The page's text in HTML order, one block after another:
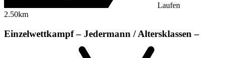
Laufen
2.50km
Einzelwettkampf – Jedermann / Altersklassen –